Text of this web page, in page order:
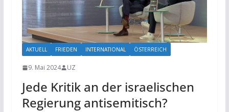
AKTUELL FRIEDEN INTERNATIONAL ÖSTERREICH
9. Mai 2024 UZ
Jede Kritik an der israelischen
Regierung antisemitisch?